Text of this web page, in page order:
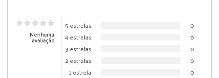
Nenhuma
avaliação
5 estrelas
0
4 estrelas
0
3 estrelas
0
2 estrelas
0
1 estrela
0